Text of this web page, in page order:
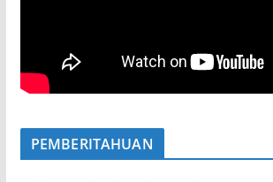
PEMBERITAHUAN